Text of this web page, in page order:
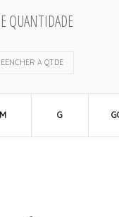
QUANTIDADE
A QTDE
M G